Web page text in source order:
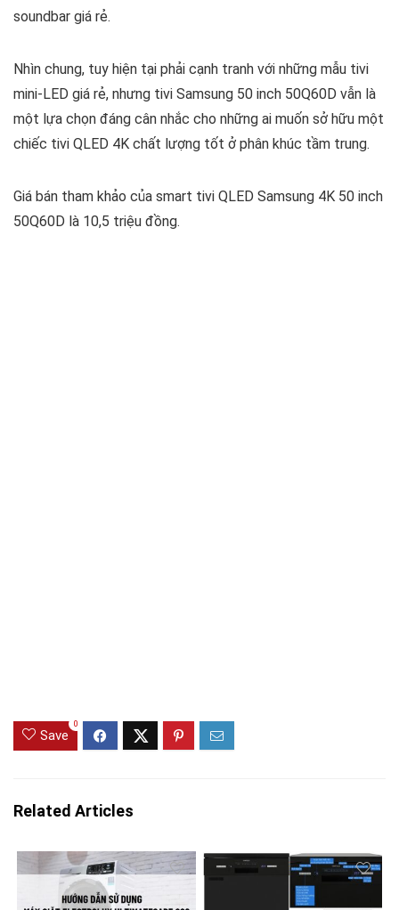
soundbar giá rẻ.
Nhìn chung, tuy hiện tại phải cạnh tranh với những mẫu tivi
mini-LED giá rẻ, nhưng tivi Samsung 50 inch 50Q60D vẫn là
một lựa chọn đáng cân nhắc cho những ai muốn sở hữu một
chiếc tivi QLED 4K chất lượng tốt ở phân khúc tầm trung.
Giá bán tham khảo của smart tivi QLED Samsung 4K 50 inch
50Q60D là 10,5 triệu đồng.
Save
0
Related Articles